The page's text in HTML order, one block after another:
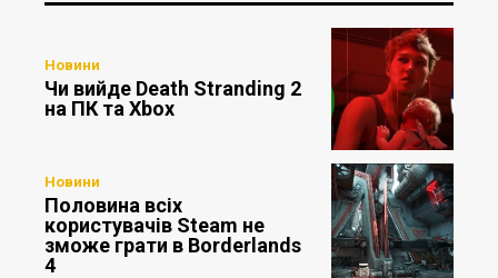
Новини
Чи вийде Death Stranding 2
на ПК та Xbox
Новини
Половина всіх
користувачів Steam не
зможе грати в Borderlands
4